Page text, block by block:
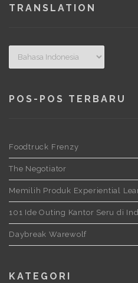
TRANSLATION
POS-POS TERBARU
Foodtruck Frenzy
The Negotiator
Memilih Produk Experiential
101 Ide Outing Kantor Seru di
Daybreak Warewolf
KATEGORI